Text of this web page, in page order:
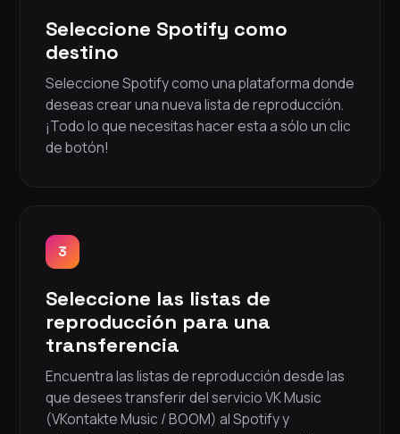
Seleccione Spotify como
destino
Seleccione Spotify como una plataforma donde
deseas crear una nueva lista de reproducción.
¡Todo lo que necesitas hacer esta a sólo un clic
de botón!
3
Seleccione las listas de
reproducción para una
transferencia
Encuentra las listas de reproducción desde las
que desees transferir del servicio VK Music
(VKontakte Music / BOOM) al Spotify y